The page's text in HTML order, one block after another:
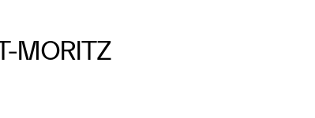
MORITZ